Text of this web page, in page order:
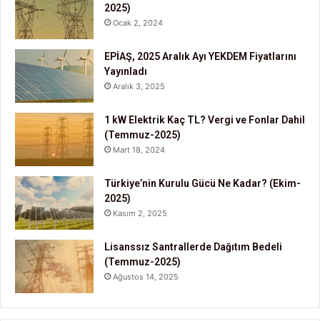
2025)
Ocak 2, 2024
EPİAŞ, 2025 Aralık Ayı YEKDEM Fiyatlarını
Yayınladı
Aralık 3, 2025
1 kW Elektrik Kaç TL? Vergi ve Fonlar Dahil
(Temmuz-2025)
Mart 18, 2024
Türkiye’nin Kurulu Gücü Ne Kadar? (Ekim-
2025)
Kasım 2, 2025
Lisanssız Santrallerde Dağıtım Bedeli
(Temmuz-2025)
Ağustos 14, 2025